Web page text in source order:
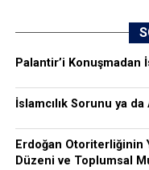
Palantir’i Konuşmadan
İslamcılık Sorunu ya da
Erdoğan Otoriterliğinin
Düzeni ve Toplumsal